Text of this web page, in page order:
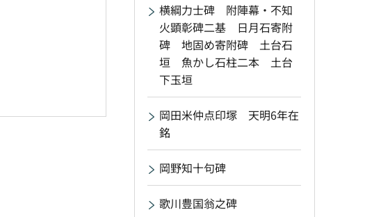
横綱力士碑 附陣幕・不知
火顕彰碑二基 日月石寄附
碑 地固め寄附碑 土台石
垣 魚かし石柱二本 土台
下玉垣
岡田米仲点印塚 天明6年在
銘
岡野知十句碑
歌川豊国翁之碑